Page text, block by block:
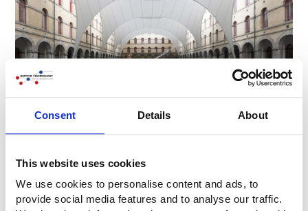
Consent Details About
This website uses cookies
We use cookies to personalise content and ads, to
provide social media features and to analyse our traffic.